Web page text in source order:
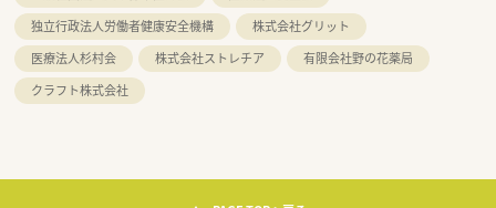
独立行政法人労働者健康安全機構
株式会社グリット
医療法人杉村会
株式会社ストレチア
有限会社野の花薬局
クラフト株式会社